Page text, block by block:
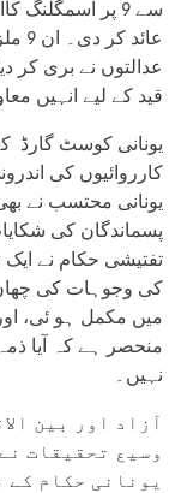
سے 9 پر
عدالتوں نے بری کر
قید کے لیے انہیں
یونانی کوسٹ گارڈ
کارروائیوں کی
یونانی محتسب نے
پسماندگان کی
تفتیشی حکام نے
کی وجوہات کی چھان
میں مکمل ہو ئی،
منحصر ہے کہ آیا
نہیں۔
آزاد اور بین
وسیع تحقیقات
یونانی حکام کے